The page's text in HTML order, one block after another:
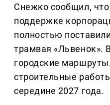
Снежко сообщил,
поддержке
полностью
трамвая «Львенок».
городские
строительные
середине 2027 года.